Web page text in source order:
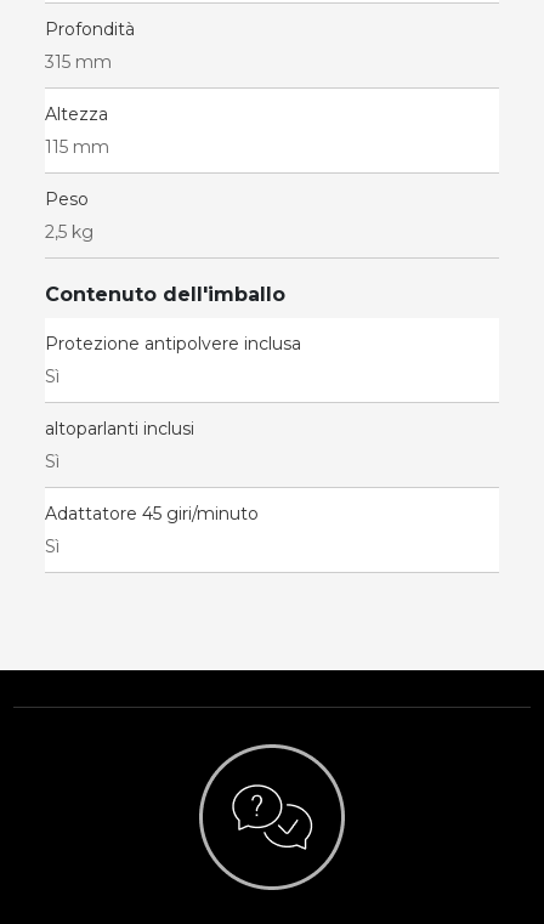
Profondità
315 mm
Altezza
115 mm
Peso
2,5 kg
Contenuto dell'imballo
Protezione antipolvere inclusa
Sì
altoparlanti inclusi
Sì
Adattatore 45 giri/minuto
Sì